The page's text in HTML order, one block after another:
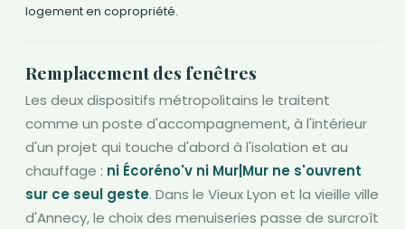
logement en copropriété.
Remplacement des fenêtres
Les deux dispositifs métropolitains le traitent
comme un poste d'accompagnement, à l'intérieur
d'un projet qui touche d'abord à l'isolation et au
chauffage : ni Écoréno'v ni Mur|Mur ne s'ouvrent
sur ce seul geste. Dans le Vieux Lyon et la vieille ville
d'Annecy, le choix des menuiseries passe de surcroît